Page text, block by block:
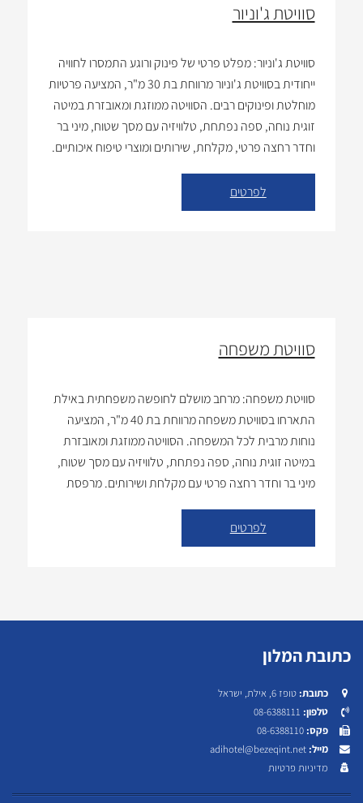
סוויטת ג'וניור
סוויטת ג'וניור: מפלט פרטי של פינוק ורוגע התמסרו לחוויה
ייחודית בסוויטת ג'וניור מרווחת בת 30 מ"ר, המציעה פרטיות
מוחלטת ופינוקים רבים. הסוויטה ממוזגת ומאובזרת במיטה
זוגית נוחה, ספה נפתחת, טלוויזיה עם מסך שטוח, מיני בר
וחדר רחצה פרטי, מקלחת, שירותים ומוצרי טיפוח איכותיים.
תחושה של רוגע ושלווה. מיזוג […]
לפרטים
סוויטת משפחה
סוויטת משפחה: מרחב מושלם לחופשה משפחתית באילת
התארחו בסוויטת משפחה מרווחת בת 40 מ"ר, המציעה
נוחות מרבית לכל המשפחה. הסוויטה ממוזגת ומאובזרת
במיטה זוגית נוחה, ספה נפתחת, טלוויזיה עם מסך שטוח,
מיני בר וחדר רחצה פרטי עם מקלחת ושירותים. מרפסת
ומהאוויר הצח. מתקנים עיקריים: מרחב מרווח: סוויטה […]
לפרטים
כתובת המלון
כתובת: טופז 6, אילת, ישראל
טלפון: 08-6388111
פקס: 08-6388110
מייל: adihotel@bezeqint.net
מדיניות פרטיות